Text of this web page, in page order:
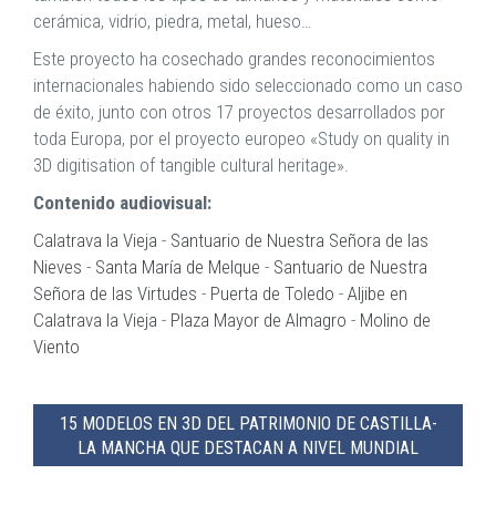
cerámica, vidrio, piedra, metal, hueso…
Este proyecto ha cosechado grandes reconocimientos
internacionales habiendo sido seleccionado como un caso
de éxito, junto con otros 17 proyectos desarrollados por
toda Europa, por el proyecto europeo «Study on quality in
3D digitisation of tangible cultural heritage».
Contenido audiovisual:
Calatrava la Vieja - Santuario de Nuestra Señora de las
Nieves - Santa María de Melque - Santuario de Nuestra
Señora de las Virtudes - Puerta de Toledo - Aljibe en
Calatrava la Vieja - Plaza Mayor de Almagro - Molino de
Viento
15 MODELOS EN 3D DEL PATRIMONIO DE CASTILLA-
LA MANCHA QUE DESTACAN A NIVEL MUNDIAL